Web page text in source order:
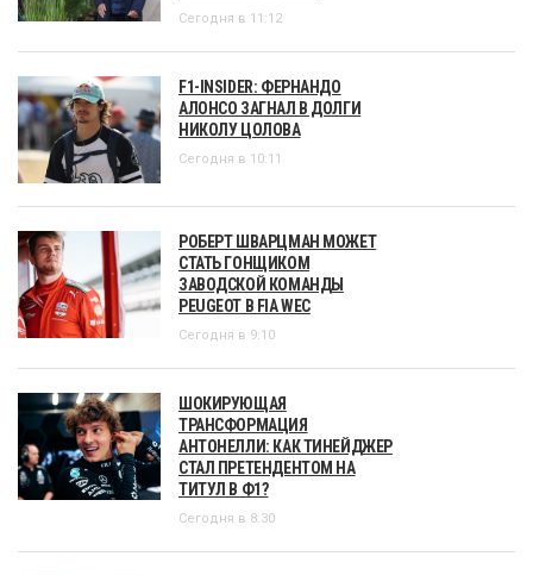
Сегодня в 11:12
F1-INSIDER: ФЕРНАНДО
АЛОНСО ЗАГНАЛ В ДОЛГИ
НИКОЛУ ЦОЛОВА
Сегодня в 10:11
РОБЕРТ ШВАРЦМАН МОЖЕТ
СТАТЬ ГОНЩИКОМ
ЗАВОДСКОЙ КОМАНДЫ
PEUGEOT В FIA WEC
Сегодня в 9:10
ШОКИРУЮЩАЯ
ТРАНСФОРМАЦИЯ
АНТОНЕЛЛИ: КАК ТИНЕЙДЖЕР
СТАЛ ПРЕТЕНДЕНТОМ НА
ТИТУЛ В Ф1?
Сегодня в 8:30